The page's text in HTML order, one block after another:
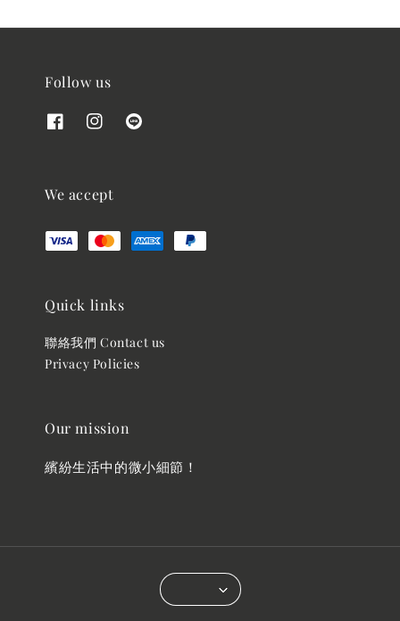
Follow us
We accept
Quick links
聯絡我們 Contact us
Privacy Policies
Our mission
繽紛生活中的微小細節！